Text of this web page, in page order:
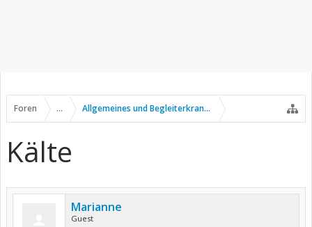
Foren ... Allgemeines und Begleiterkrankungen
Kälte
Marianne
Guest